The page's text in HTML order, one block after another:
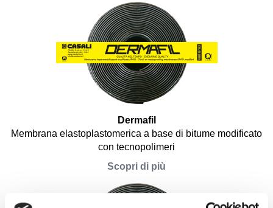
Dermafil
Membrana elastoplastomerica a base di bitume modificato
con tecnopolimeri
Scopri di più